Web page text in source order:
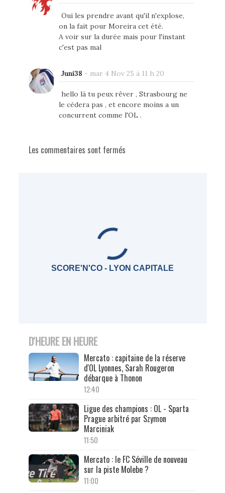
Oui les prendre avant qu'il n'explose,
on la fait pour Moreira cet été.
A voir sur la durée mais pour l'instant
c'est pas mal
Juni38 - mar 4 Nov 25 à 11 h 20
hello là tu peux rêver , Strasbourg ne
le cèdera pas , et encore moins a un
concurrent comme l'OL .
Les commentaires sont fermés
SCORE'N'CO - LYON CAPITALE
D'HEURE EN HEURE
Mercato : capitaine de la réserve
d'OL Lyonnes, Sarah Rougeron
débarque à Thonon
12:40
Ligue des champions : OL - Sparta
Prague arbitré par Szymon
Marciniak
11:50
Mercato : le FC Séville de nouveau
sur la piste Molebe ?
11:00